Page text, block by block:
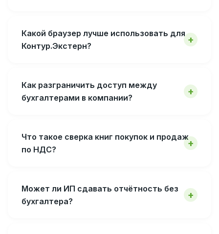
Какой браузер лучше использовать для
Контур.Экстерн?
Как разграничить доступ между
бухгалтерами в компании?
Что такое сверка книг покупок и продаж
по НДС?
Может ли ИП сдавать отчётность без
бухгалтера?